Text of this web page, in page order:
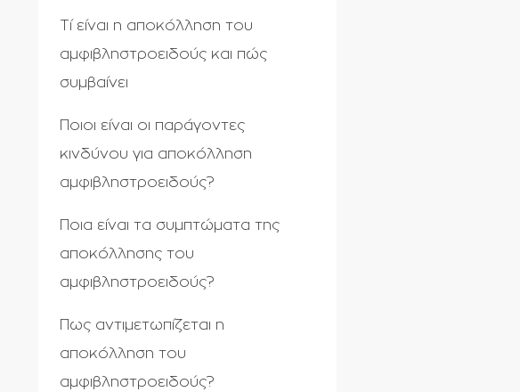
Τί είναι η αποκόλληση του
αμφιβληστροειδούς και πώς
συμβαίνει
Ποιοι είναι οι παράγοντες
κινδύνου για αποκόλληση
αμφιβληστροειδούς?
Ποια είναι τα συμπτώματα της
αποκόλλησης του
αμφιβληστροειδούς?
Πως αντιμετωπίζεται η
αποκόλληση του
αμφιβληστροειδούς?